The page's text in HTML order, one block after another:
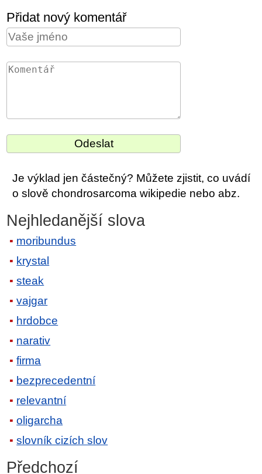
Přidat nový komentář
Je výklad jen částečný? Můžete zjistit, co uvádí
o slově chondrosarcoma wikipedie nebo abz.
Nejhledanější slova
moribundus
krystal
steak
vajgar
hrdobce
narativ
firma
bezprecedentní
relevantní
oligarcha
slovník cizích slov
Předchozí